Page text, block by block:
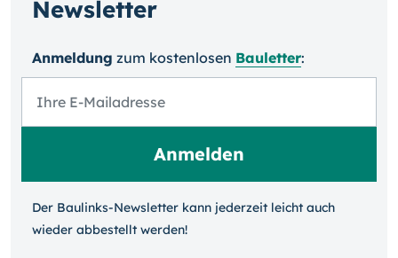
Newsletter
Anmeldung zum kosten­losen Bauletter:
Der Baulinks-Newsletter kann jeder­zeit leicht auch
wieder ab­bestellt werden!